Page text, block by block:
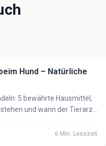
Hund – Natürliche
5 bewährte Hausmittel,
und wann der Tierarzt
6 Min. Lesezeit